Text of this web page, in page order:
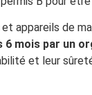
appareils de
mois par un
et leur